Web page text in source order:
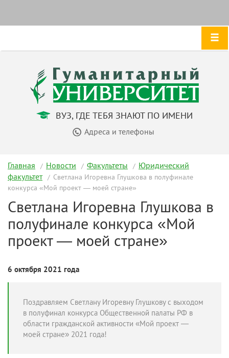
ВУЗ, ГДЕ ТЕБЯ ЗНАЮТ ПО ИМЕНИ
Адреса и телефоны
Главная Новости Факультеты
Юридический
факультет
Светлана Игоревна Глушкова в полуфинале
конкурса «Мой проект — моей стране»
Светлана Игоревна Глушкова в
полуфинале конкурса «Мой
проект — моей стране»
6 октября 2021 года
Поздравляем Светлану Игоревну Глушкову с выходом
в полуфинал конкурса Общественной палаты РФ в
области гражданской активности «Мой проект —
моей стране» 2021 года!